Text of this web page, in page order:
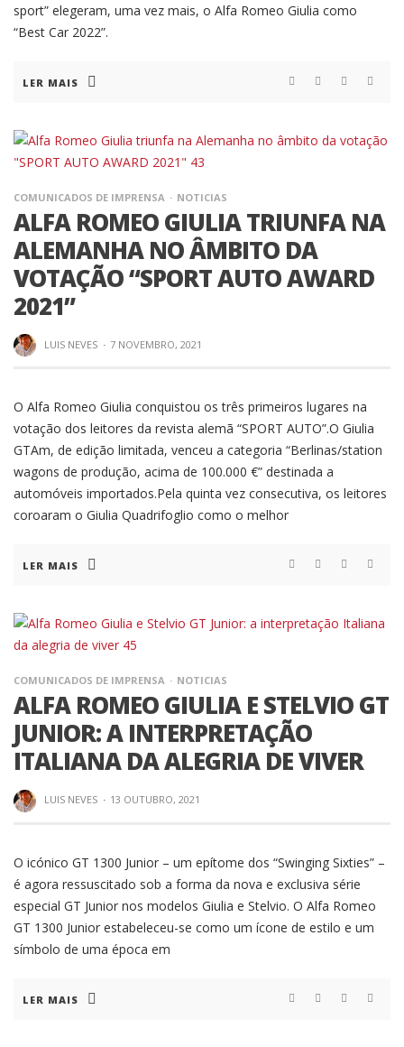
sport” elegeram, uma vez mais, o Alfa Romeo Giulia como
“Best Car 2022”.
LER MAIS
COMUNICADOS DE IMPRENSA NOTICIAS
ALFA ROMEO GIULIA TRIUNFA NA
ALEMANHA NO ÂMBITO DA
VOTAÇÃO “SPORT AUTO AWARD
2021”
LUIS NEVES · 7 NOVEMBRO, 2021
O Alfa Romeo Giulia conquistou os três primeiros lugares na
votação dos leitores da revista alemã “SPORT AUTO”.O Giulia
GTAm, de edição limitada, venceu a categoria “Berlinas/station
wagons de produção, acima de 100.000 €” destinada a
automóveis importados.Pela quinta vez consecutiva, os leitores
coroaram o Giulia Quadrifoglio como o melhor
LER MAIS
COMUNICADOS DE IMPRENSA NOTICIAS
ALFA ROMEO GIULIA E STELVIO GT
JUNIOR: A INTERPRETAÇÃO
ITALIANA DA ALEGRIA DE VIVER
LUIS NEVES · 13 OUTUBRO, 2021
O icónico GT 1300 Junior – um epítome dos “Swinging Sixties” –
é agora ressuscitado sob a forma da nova e exclusiva série
especial GT Junior nos modelos Giulia e Stelvio. O Alfa Romeo
GT 1300 Junior estabeleceu-se como um ícone de estilo e um
símbolo de uma época em
LER MAIS